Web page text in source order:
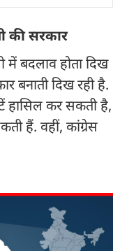
की सरकार
में बदलाव होता दिख
बनाती दिख रही है.
हासिल कर सकती है,
हैं. वहीं, कांग्रेस